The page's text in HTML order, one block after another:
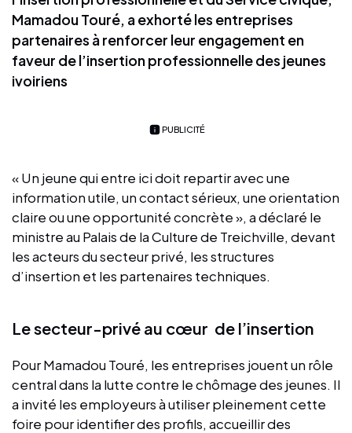
Mamadou Touré, a exhorté les entreprises
partenaires à renforcer leur engagement en
faveur de l’insertion professionnelle des jeunes
ivoiriens
PUBLICITÉ
« Un jeune qui entre ici doit repartir avec une
information utile, un contact sérieux, une orientation
claire ou une opportunité concrète », a déclaré le
ministre au Palais de la Culture de Treichville, devant
les acteurs du secteur privé, les structures
d’insertion et les partenaires techniques.
Le secteur-privé au cœur de l’insertion
Pour Mamadou Touré, les entreprises jouent un rôle
central dans la lutte contre le chômage des jeunes. Il
a invité les employeurs à utiliser pleinement cette
foire pour identifier des profils, accueillir des